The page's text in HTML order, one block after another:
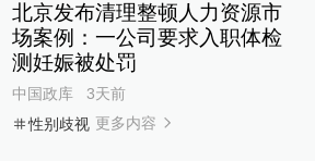
北京发布清理整顿人力资源市
场案例：一公司要求入职体检
测妊娠被处罚
中国政库
3天前
性别歧视 更多内容